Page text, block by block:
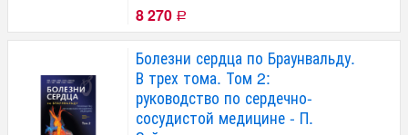
8 270 Р
Болезни сердца по Браунвальду.
В трех тома. Том 2:
руководство по сердечно-
сосудистой медицине - П.